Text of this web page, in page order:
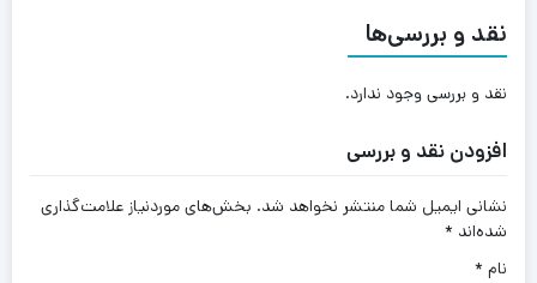
نقد و بررسی‌ها
نقد و بررسی وجود ندارد.
افزودن نقد و بررسی
نشانی ایمیل شما منتشر نخواهد شد. بخش‌های موردنیاز علامت‌گذاری
شده‌اند *
نام *